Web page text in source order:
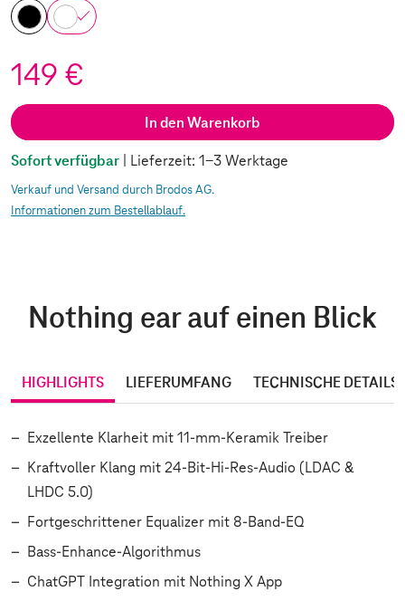
149 €
In den Warenkorb
Sofort verfügbar | Lieferzeit: 1-3 Werktage
Verkauf und Versand durch Brodos AG.
Informationen zum Bestellablauf.
Nothing ear auf einen Blick
HIGHLIGHTS LIEFERUMFANG TECHNISCHE DETAILS
Exzellente Klarheit mit 11-mm-Keramik Treiber
Kraftvoller Klang mit 24-Bit-Hi-Res-Audio (LDAC &
LHDC 5.0)
Fortgeschrittener Equalizer mit 8-Band-EQ
Bass-Enhance-Algorithmus
ChatGPT Integration mit Nothing X App